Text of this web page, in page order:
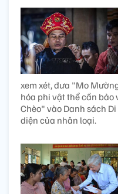
xem xét, đưa "Mo
hóa phi vật thể cần
Chèo" vào Danh sách
diện của nhân loại.